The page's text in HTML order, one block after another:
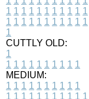
1 1 1 1 1 1 1 1 1 1 1
1 1 1 1 1 1 1 1 1 1 1
1
CUTTLY OLD:
1
1 1 1 1 1 1 1 1 1 1
MEDIUM:
1 1 1 1 1 1 1 1 1 1
1 1 1 1 1 1 1 1 1 1 1